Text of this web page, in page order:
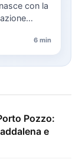
con la
6 min
Pozzo:
e